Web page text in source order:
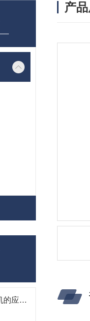
了解一下PA,PE精密过滤机的应用有哪些吧
产